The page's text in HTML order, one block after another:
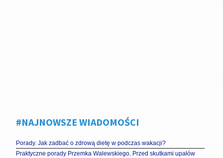
#NAJNOWSZE WIADOMOŚCI
Porady. Jak zadbać o zdrową dietę w podczas wakacji?
Praktyczne porady Przemka Walewskiego. Przed skutkami upałów